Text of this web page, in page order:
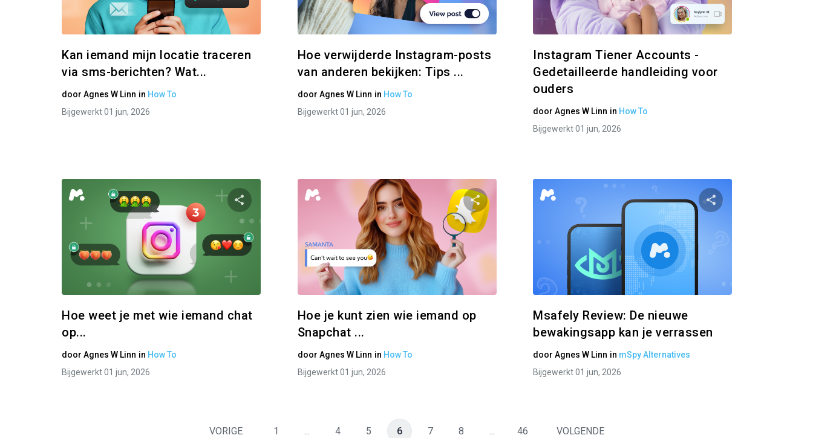
Facebook Link kopiëren
Kan iemand mijn locatie traceren
via sms-berichten? Wat...
doorAgnes W Linn in How To
Bijgewerkt 01 jun, 2026
Twitter Link kopiëren
Hoe verwijderde Instagram-posts
van anderen bekijken: Tips ...
door Agnes W Linn in How To
Bijgewerkt 01 jun, 2026
Twitter
Instagram Tiener Accounts -
Gedetailleerde handleiding voor
ouders
doorAgnes W Linn in How To
Bijgewerkt 01 jun, 2026
Link kopiëren
Hoe weet je met wie iemand chat
op...
doorAgnes W Linn in How To
Bijgewerkt 01 jun, 2026
Facebook Link kopiëren
Hoe je kunt zien wie iemand op
Snapchat ...
door Agnes W Linn in How To
Bijgewerkt 01 jun, 2026
Msafely Review: De nieuwe
bewakingsapp kan je verrassen
doorAgnes W Linn in mSpy Alternatives
Bijgewerkt 01 jun, 2026
VORIGE 1 ... 4 5 6 7 8 ... 46 VOLGENDE